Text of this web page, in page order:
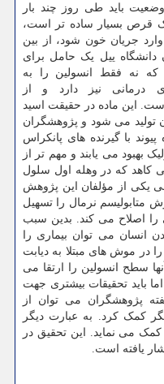
وضعیت باید طی روز چند بار
قرص بسیار ساده تر است،
جریان خون شود، از بین
ییل یک حامل برای
که نه فقط انسولین را به
درمانی نیز دارد و از
این ماده در حقیقت اسید
می شود و پژوهشگران
پیوند با گیرنده های پانکراس
بهبود می یابند و مهم تر از
که در وهله اول سلول
یکی از مؤلفان این پژوهش
متابولیسم نرمال را تسهیل
اصلاح می کند. بدین سبب
انسان می توان بیماری را
در موش های مبتلا به دیابت
آنها سطح انسولین را ارتقا می
باید تحقیقات بیشتری جهت
پژوهشگران می توان از
کمک کرد. به عبارت دیگر
کمک می نماید. این تحقیق در
یافته است.